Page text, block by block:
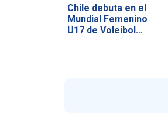
Chile debuta en el
Mundial Femenino
U17 de Voleibol…